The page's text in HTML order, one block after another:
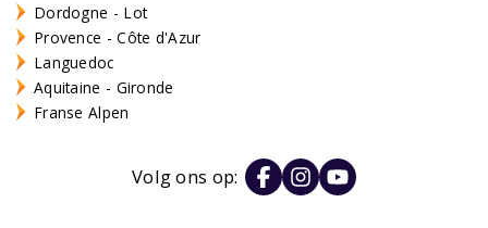
Dordogne - Lot
Provence - Côte d'Azur
Languedoc
Aquitaine - Gironde
Franse Alpen
Volg ons op: